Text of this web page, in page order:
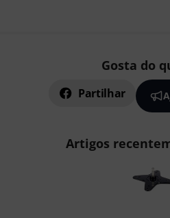
Gosta do
Partilhar
Artigos